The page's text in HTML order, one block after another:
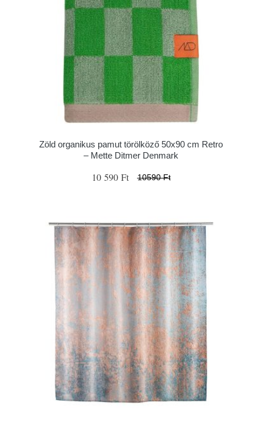
Zöld organikus pamut törölköző 50x90 cm Retro
– Mette Ditmer Denmark
10 590 Ft 10590 Ft